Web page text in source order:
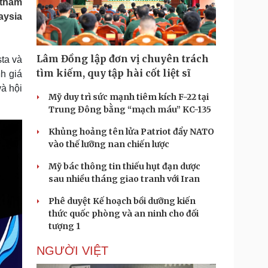
nghiệp 24h
nhân
Vì cộng đồng
Tin Công nghệ
Trải nghiệm
Chuyển đổi số
lịch
Tư vấn
Tour
Podcast
Câu chuyện thời sự
Đọc truyện đêm khuya
Cửa sổ tình yêu
Hạt giống tâm hồn
và
giá
hội
Lâm Đồng lập đơn vị chuyên trách
tìm kiếm, quy tập hài cốt liệt sĩ
Mỹ duy trì sức mạnh tiêm kích F-22 tại
Trung Đông bằng “mạch máu” KC-135
Khủng hoảng tên lửa Patriot đẩy NATO
vào thế lưỡng nan chiến lược
Mỹ bác thông tin thiếu hụt đạn dược
sau nhiều tháng giao tranh với Iran
Phê duyệt Kế hoạch bồi dưỡng kiến
thức quốc phòng và an ninh cho đối
tượng 1
NGƯỜI VIỆT